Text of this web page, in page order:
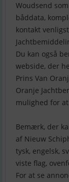
Woudsend
båddata,
kontakt
Du kan også
webside, der
Prins Van
Oranje
mulighed for
Bemærk, der
af Nieuw
tysk, engelsk,
viste flag,
For at se